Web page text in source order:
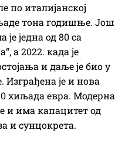
по италијанској
тона годишње. Још
једна од 80 са
а 2022. када је
и даље је био у
је и нова
хиљада евра. Модерна
и има капацитет од
и сунцокрета.